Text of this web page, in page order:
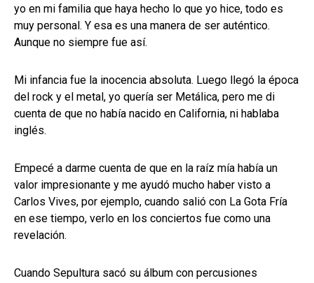
yo en mi familia que haya hecho lo que yo hice, todo es
muy personal. Y esa es una manera de ser auténtico.
Aunque no siempre fue así.
Mi infancia fue la inocencia absoluta. Luego llegó la época
del rock y el metal, yo quería ser Metálica, pero me di
cuenta de que no había nacido en California, ni hablaba
inglés.
Empecé a darme cuenta de que en la raíz mía había un
valor impresionante y me ayudó mucho haber visto a
Carlos Vives, por ejemplo, cuando salió con La Gota Fría
en ese tiempo, verlo en los conciertos fue como una
revelación.
Cuando Sepultura sacó su álbum con percusiones